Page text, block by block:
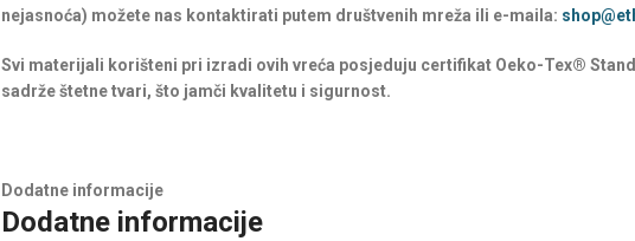
nejasnoća) možete nas kontaktirati putem društvenih mreža ili e-maila:
Svi materijali korišteni pri izradi ovih vreća posjeduju certifikat Oeko-Tex®
sadrže štetne tvari, što jamči kvalitetu i sigurnost.
Dodatne informacije
Dodatne informacije